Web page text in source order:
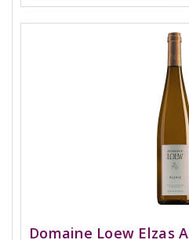
Domaine Loew Elzas